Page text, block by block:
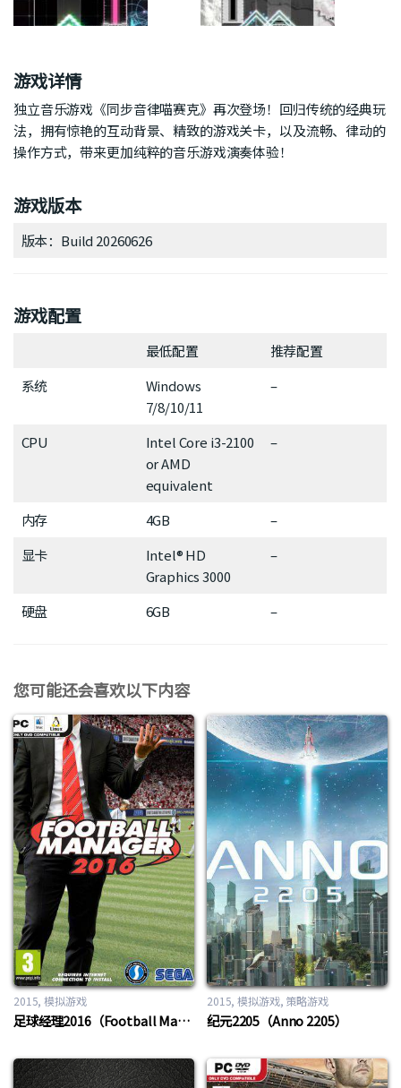
游戏详情
独立音乐游戏《同步音律喵赛克》再次登场！回归传统的经典玩
法，拥有惊艳的互动背景、精致的游戏关卡，以及流畅、律动的
操作方式，带来更加纯粹的音乐游戏演奏体验！
游戏版本
版本：Build 20260626
游戏配置
最低配置
推荐配置
系统
Windows
7/8/10/11
–
CPU
Intel Core i3-2100
or AMD
equivalent
–
内存 4GB
–
显卡
Intel® HD
Graphics 3000
–
硬盘 6GB –
您可能还会喜欢以下内容
2015 模拟游戏
足球经理2016（Football Manager 2016）
2015 模拟游戏, 策略游戏
纪元2205（Anno 2205）